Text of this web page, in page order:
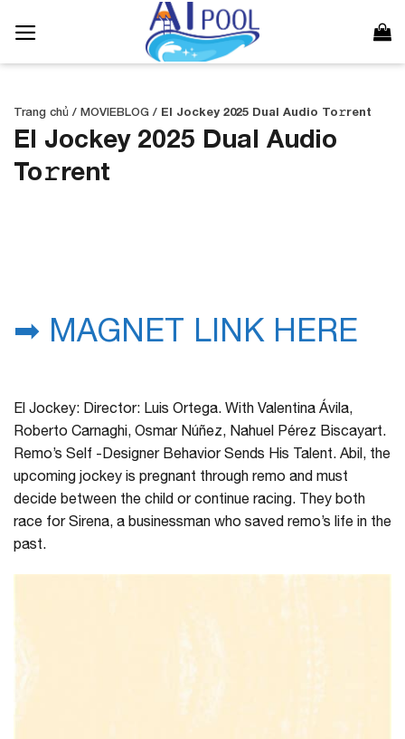
qua
Trang chủ / MOVIEBLOG / El Jockey 2025 Dual Audio To𝚛rent
El Jockey 2025 Dual Audio
To𝚛rent
➡ MAGNET LINK HERE
El Jockey: Director: Luis Ortega. With Valentina Ávila,
Roberto Carnaghi, Osmar Núñez, Nahuel Pérez Biscayart.
Remo’s Self -Designer Behavior Sends His Talent. Abil, the
upcoming jockey is pregnant through remo and must
decide between the child or continue racing. They both
race for Sirena, a businessman who saved remo’s life in the
past.